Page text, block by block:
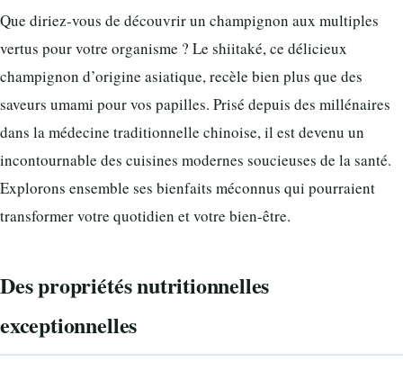
Que diriez-vous de découvrir un champignon aux multiples
vertus pour votre organisme ? Le shiitaké, ce délicieux
champignon d’origine asiatique, recèle bien plus que des
saveurs umami pour vos papilles. Prisé depuis des millénaires
dans la médecine traditionnelle chinoise, il est devenu un
incontournable des cuisines modernes soucieuses de la santé.
Explorons ensemble ses bienfaits méconnus qui pourraient
transformer votre quotidien et votre bien-être.
Des propriétés nutritionnelles
exceptionnelles